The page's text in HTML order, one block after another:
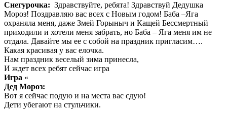
Снегурочка: Здравствуйте, ребята! Здравствуй Дедушка
Мороз! Поздравляю вас всех с Новым годом! Баба –Яга
охраняла меня, даже Змей Горыныч и Кащей Бессмертный
приходили и хотели меня забрать, но Баба – Яга меня им не
отдала. Давайте мы ее с собой на праздник пригласим….
Какая красивая у вас елочка.
Нам праздник веселый зима принесла,
И ждет всех ребят сейчас игра
Игра «
Дед Мороз:
Вот я сейчас подую и на места вас сдую!
Дети убегают на стульчики.